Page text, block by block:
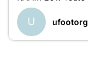
U ufootorg